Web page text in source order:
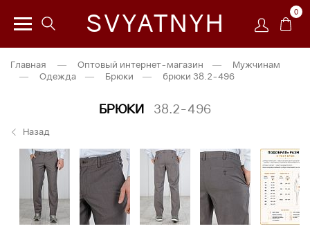
SVYATNYH 0
Главная — Оптовый интернет-магазин —
Мужчинам
—
Одежда — Брюки — брюки 38.2-496
БРЮКИ 38.2-496
Назад